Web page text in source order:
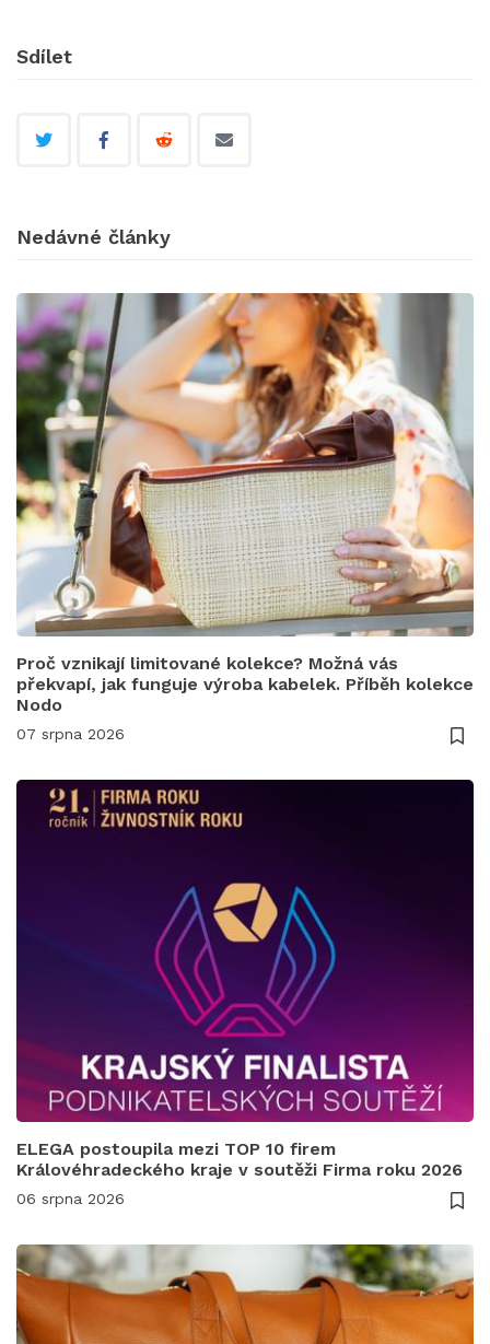
Sdílet
Nedávné články
Proč vznikají limitované kolekce? Možná vás
překvapí, jak funguje výroba kabelek. Příběh kolekce
Nodo
07 srpna 2026
ELEGA postoupila mezi TOP 10 firem
Královéhradeckého kraje v soutěži Firma roku 2026
06 srpna 2026